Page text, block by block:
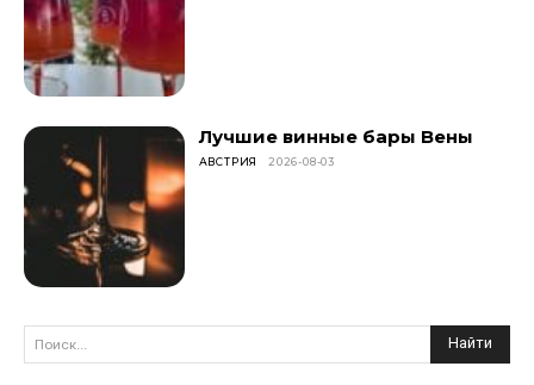
Лучшие винные бары Вены
АВСТРИЯ 2026-08-03
Поиск... Найти